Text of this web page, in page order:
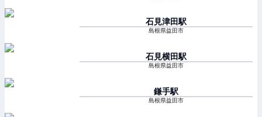
石見津田駅
島根県益田市
石見横田駅
島根県益田市
鎌手駅
島根県益田市